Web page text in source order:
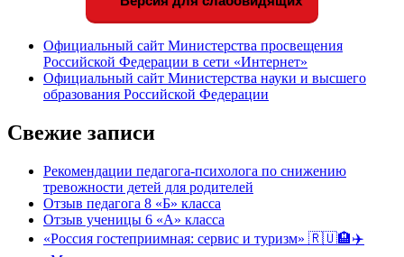
Официальный сайт Министерства просвещения
Российской Федерации в сети «Интернет»
Официальный сайт Министерства науки и высшего
образования Российской Федерации
Свежие записи
Рекомендации педагога-психолога по снижению
тревожности детей для родителей
Отзыв педагога 8 «Б» класса
Отзыв ученицы 6 «А» класса
«Россия гостеприимная: сервис и туризм» 🇷🇺🏨✈️